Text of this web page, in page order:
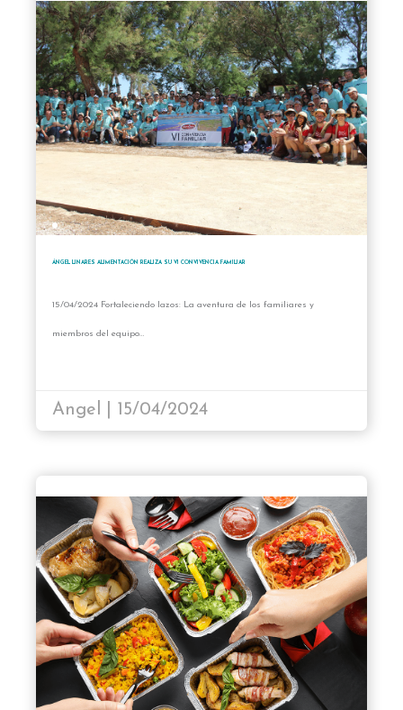
ÁNGEL LINARES ALIMENTACIÓN REALIZA SU VI CONVIVENCIA FAMILIAR
15/04/2024 Fortaleciendo lazos: La aventura de los familiares y
miembros del equipo…
Angel | 15/04/2024